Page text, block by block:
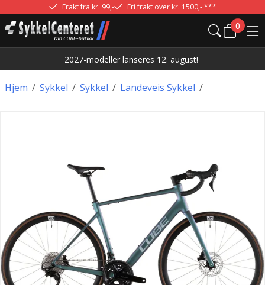
Frakt fra kr. 99,- Fri frakt over kr. 1500,- ***
0
2027-modeller lanseres 12. august!
/
Hjem /
Sykkel /
Sykkel /
Landeveis Sykkel